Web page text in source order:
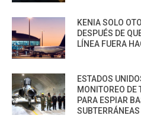
KENIA SOLO
DESPUÉS DE
LÍNEA FUERA
ESTADOS
MONITOREO DE
PARA ESPIAR
SUBTERRÁNEAS